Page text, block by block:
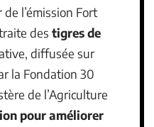
l’émission Fort
des tigres de
diffusée sur
la Fondation 30
de l’Agriculture
pour améliorer